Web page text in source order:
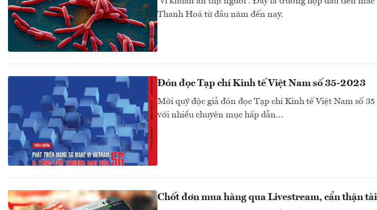
Thanh Hoá từ đầu năm đến nay.
Đón đọc Tạp chí Kinh tế Việt Nam số 35-2023
Mời quý độc giả đón đọc Tạp chí Kinh tế Việt Nam số
với nhiều chuyên mục hấp dẫn...
Chốt đơn mua hàng qua Livestream, cẩn thận